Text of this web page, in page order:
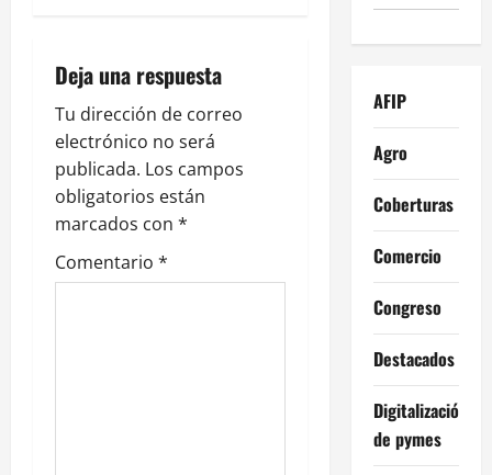
c
i
ó
n
d
e
Deja una respuesta
Tu dirección de correo
electrónico no será
publicada. Los campos
obligatorios están
marcados con *
Comentario *
AFIP
Agro
Coberturas
Comercio
Congreso
Destacados
Digitalización
de pymes